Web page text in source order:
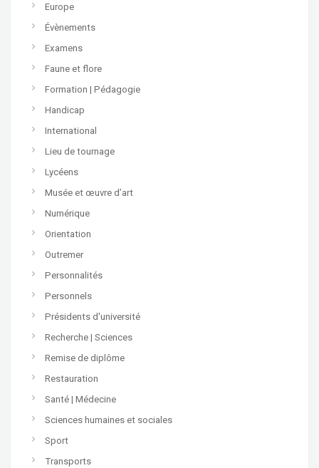
Europe
Évènements
Examens
Faune et flore
Formation | Pédagogie
Handicap
International
Lieu de tournage
Lycéens
Musée et œuvre d’art
Numérique
Orientation
Outremer
Personnalités
Personnels
Présidents d'université
Recherche | Sciences
Remise de diplôme
Restauration
Santé | Médecine
Sciences humaines et sociales
Sport
Transports